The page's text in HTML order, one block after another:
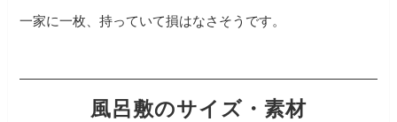
一家に一枚、持っていて損はなさそうです。
風呂敷のサイズ・素材